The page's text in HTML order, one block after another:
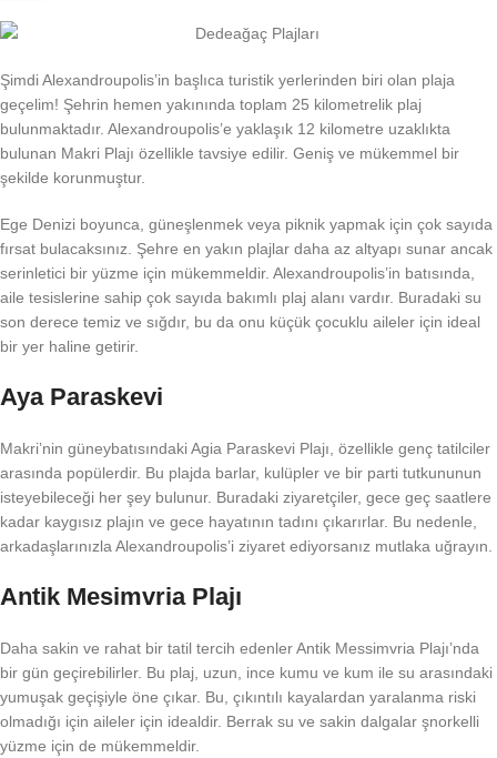
Şimdi Alexandroupolis’in başlıca turistik yerlerinden biri olan plaja
geçelim! Şehrin hemen yakınında toplam 25 kilometrelik plaj
bulunmaktadır. Alexandroupolis’e yaklaşık 12 kilometre uzaklıkta
bulunan Makri Plajı özellikle tavsiye edilir. Geniş ve mükemmel bir
şekilde korunmuştur.
Ege Denizi boyunca, güneşlenmek veya piknik yapmak için çok sayıda
fırsat bulacaksınız. Şehre en yakın plajlar daha az altyapı sunar ancak
serinletici bir yüzme için mükemmeldir. Alexandroupolis’in batısında,
aile tesislerine sahip çok sayıda bakımlı plaj alanı vardır. Buradaki su
son derece temiz ve sığdır, bu da onu küçük çocuklu aileler için ideal
bir yer haline getirir.
Aya Paraskevi
Makri’nin güneybatısındaki Agia Paraskevi Plajı, özellikle genç tatilciler
arasında popülerdir. Bu plajda barlar, kulüpler ve bir parti tutkununun
isteyebileceği her şey bulunur. Buradaki ziyaretçiler, gece geç saatlere
kadar kaygısız plajın ve gece hayatının tadını çıkarırlar. Bu nedenle,
arkadaşlarınızla Alexandroupolis’i ziyaret ediyorsanız mutlaka uğrayın.
Antik Mesimvria Plajı
Daha sakin ve rahat bir tatil tercih edenler Antik Messimvria Plajı’nda
bir gün geçirebilirler. Bu plaj, uzun, ince kumu ve kum ile su arasındaki
yumuşak geçişiyle öne çıkar. Bu, çıkıntılı kayalardan yaralanma riski
olmadığı için aileler için idealdir. Berrak su ve sakin dalgalar şnorkelli
yüzme için de mükemmeldir.